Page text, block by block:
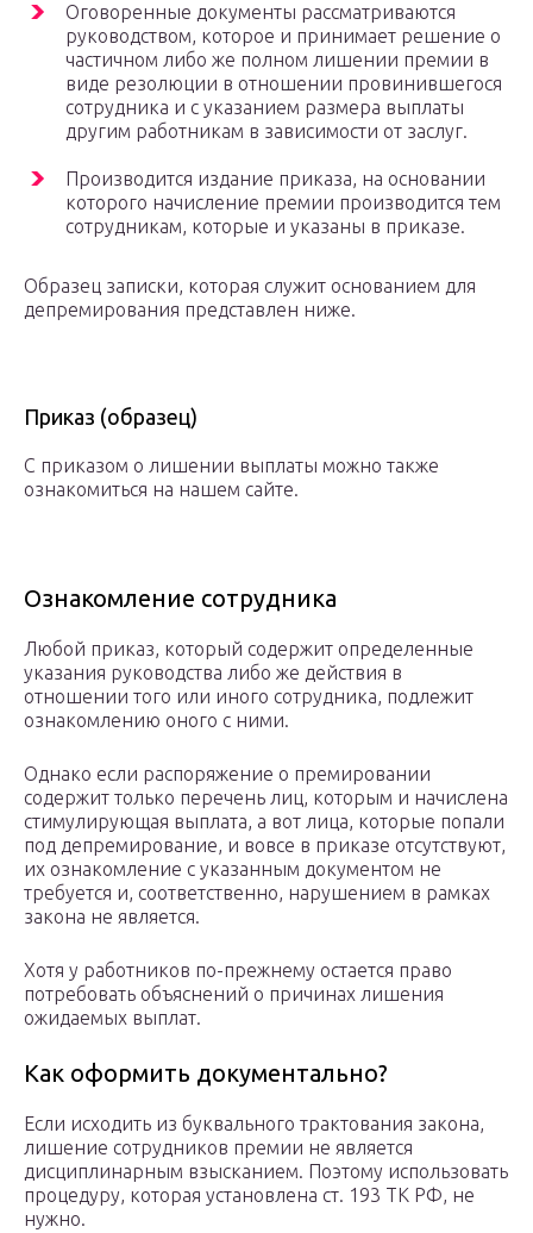
Оговоренные документы рассматриваются
руководством, которое и принимает решение о
частичном либо же полном лишении премии в
виде резолюции в отношении провинившегося
сотрудника и с указанием размера выплаты
другим работникам в зависимости от заслуг.
Производится издание приказа, на основании
которого начисление премии производится тем
сотрудникам, которые и указаны в приказе.
Образец записки, которая служит основанием для
депремирования представлен ниже.
Приказ (образец)
С приказом о лишении выплаты можно также
ознакомиться на нашем сайте.
Ознакомление сотрудника
Любой приказ, который содержит определенные
указания руководства либо же действия в
отношении того или иного сотрудника, подлежит
ознакомлению оного с ними.
Однако если распоряжение о премировании
содержит только перечень лиц, которым и начислена
стимулирующая выплата, а вот лица, которые попали
под депремирование, и вовсе в приказе отсутствуют,
их ознакомление с указанным документом не
требуется и, соответственно, нарушением в рамках
закона не является.
Хотя у работников по-прежнему остается право
потребовать объяснений о причинах лишения
ожидаемых выплат.
Как оформить документально?
Если исходить из буквального трактования закона,
лишение сотрудников премии не является
дисциплинарным взысканием. Поэтому использовать
процедуру, которая установлена ст. 193 ТК РФ, не
нужно.